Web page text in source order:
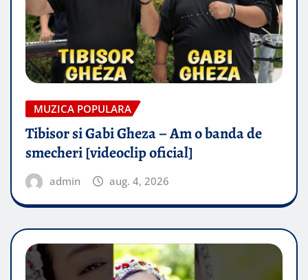
MUZICA POPULARA
Tibisor si Gabi Gheza – Am o banda de
smecheri [videoclip oficial]
admin aug. 4, 2026